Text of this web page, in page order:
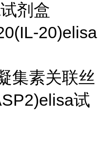
剂盒
20)elisa
集素关联丝
试